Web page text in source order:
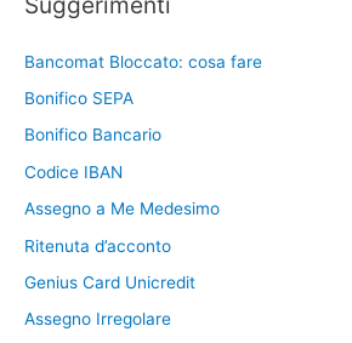
Bancomat Bloccato: cosa fare
Bonifico SEPA
Bonifico Bancario
Codice IBAN
Assegno a Me Medesimo
Ritenuta d’acconto
Genius Card Unicredit
Assegno Irregolare